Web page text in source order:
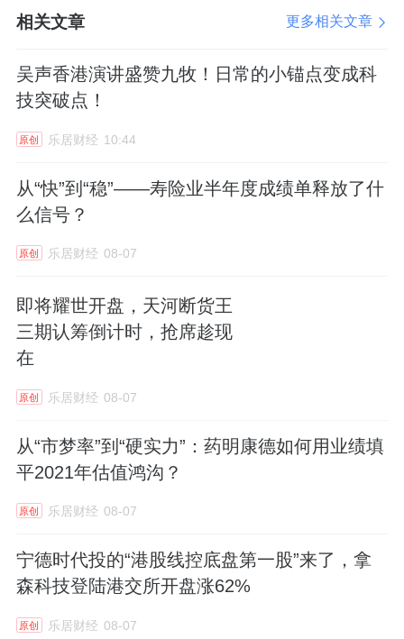
ｅ™黑科技激活液瞬时唤醒沉睡菌群，以鲜活
补充，而是一次系统性的肠道菌群重建，让母
亲传递的肠道活力得以延续。
这个母亲节，听见生命最初的回响
份感恩。它更是一个契机，让我们回望生命起
的第一道防线。那封“情书”至今仍在我们的肠
道中留下痕迹。只是时间让它变得模糊，需要
度，回应那份我们诞生就存在的肠道母语，让
生命最初的健康守护，在岁月里持久延续。
相关文章 更多相关文章
吴声香港演讲盛赞九牧！日常的小锚点变成科
技突破点！
原创 乐居财经 10:44
从“快”到“稳”——寿险业半年度成绩单释放了什
么信号？
原创 乐居财经 08-07
即将耀世开盘，天河断货王
三期认筹倒计时，抢席趁现
在
原创 乐居财经 08-07
从“市梦率”到“硬实力”：药明康德如何用业绩填
平2021年估值鸿沟？
原创 乐居财经 08-07
宁德时代投的“港股线控底盘第一股”来了，拿
森科技登陆港交所开盘涨62%
原创 乐居财经 08-07